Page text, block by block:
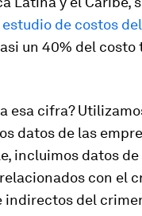
de costos
un 40% del costo
esa cifra?
datos de las
incluimos datos
con el
indirectos del